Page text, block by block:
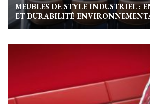
MEUBLES DE STYLE INDUSTRIEL :
ET DURABILITÉ